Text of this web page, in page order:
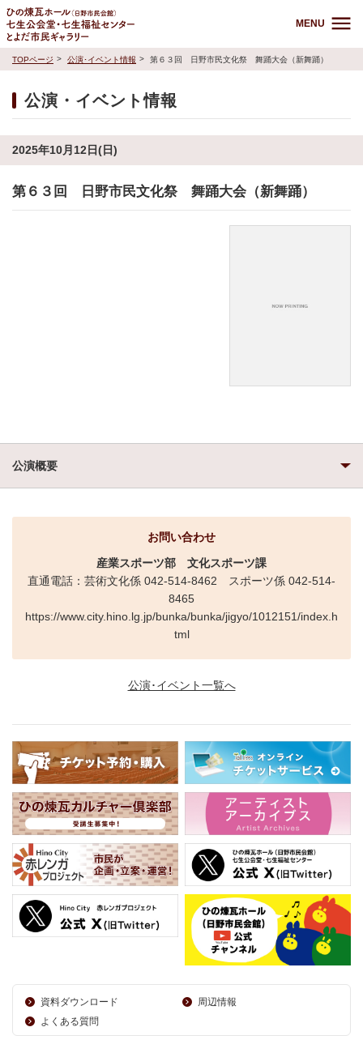
MENU
TOPページ 公演･イベント情報 第６３回 日野市民文化祭 舞踊大会（新舞踊）
公演・イベント情報
2025年10月12日(日)
第６３回 日野市民文化祭 舞踊大会（新舞踊）
公演概要
お問い合わせ
産業スポーツ部 文化スポーツ課
直通電話：芸術文化係 042-514-8462 スポーツ係 042-514-
8465
https://www.city.hino.lg.jp/bunka/bunka/jigyo/1012151/index.h
tml
公演･イベント一覧へ
資料ダウンロード
周辺情報
よくある質問